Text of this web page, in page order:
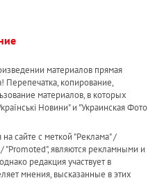
материалов прямая
Перепечатка, копирование,
материалов, в которых
Новини" и "Украинская Фото
сайте с меткой "Реклама" /
"Promoted", являются рекламными и
редакция участвует в
мнения, высказанные в этих